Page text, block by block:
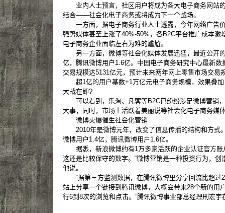
业内人士预言，社区用户将成为各大电子商务网站
结合——社会化电子商务或将成为下一个战场。
一方面，据电子商务行业人士透露，今年网络广告
强势媒体甚至上涨了40%-50%，各B2C平台推广成本激
电子商务企业面临左右为难的尴尬。
另一方面，微博等社会化媒体发展迅猛，最近公开
亿，腾讯微博用户1.6亿。中国电子商务研究中心最新数
交易规模达5131亿元，预计未来两年网上零售市场交易
超1亿的用户基数+1万亿元电子商务规模，效果叠加
大战在即?
可以看到，乐淘、凡客等B2C已纷纷涉足微博营销
大事，同时，市场上活跃着美丽说等社会化电子商务媒
微博火爆催生社会化营销
2010年是微博元年，改变了信息传播的结构和方式
微博用户1.4亿，腾讯微博用户1.6亿。
据悉，新浪微博约有1万多家活跃的企业认证官方账
这还是比较保守的数字。“微博营销是一种投资行为，创
他说。
“据第三方监测数据，在腾讯微博里分享回流比超过
站上分享一个链接到腾讯微博，大概会带来28个新的用
行6到8次的浏览和点击。”腾讯微博事业部总经理刑宏宇